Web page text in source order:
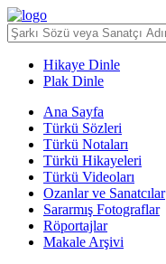
Hikaye Dinle
Plak Dinle
Ana Sayfa
Türkü Sözleri
Türkü Notaları
Türkü Hikayeleri
Türkü Videoları
Ozanlar ve Sanatcılar
Sararmış Fotograflar
Röportajlar
Makale Arşivi